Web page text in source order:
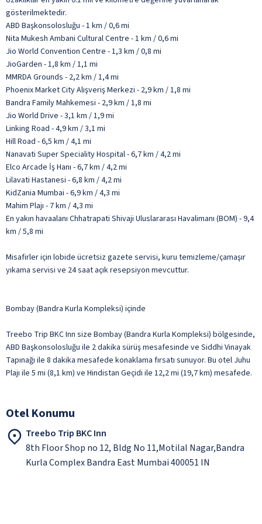
gösterilmektedir.
ABD Başkonsolosluğu - 1 km / 0,6 mi
Nita Mukesh Ambani Cultural Centre - 1 km / 0,6 mi
Jio World Convention Centre - 1,3 km / 0,8 mi
JioGarden - 1,8 km / 1,1 mi
MMRDA Grounds - 2,2 km / 1,4 mi
Phoenix Market City Alışveriş Merkezi - 2,9 km / 1,8 mi
Bandra Family Mahkemesi - 2,9 km / 1,8 mi
Jio World Drive - 3,1 km / 1,9 mi
Linking Road - 4,9 km / 3,1 mi
Hill Road - 6,5 km / 4,1 mi
Nanavati Super Speciality Hospital - 6,7 km / 4,2 mi
Elco Arcade İş Hanı - 6,7 km / 4,2 mi
Lilavati Hastanesi - 6,8 km / 4,2 mi
KidZania Mumbai - 6,9 km / 4,3 mi
Mahim Plajı - 7 km / 4,3 mi
En yakın havaalanı Chhatrapati Shivaji Uluslararası Havalimanı (BOM) - 9,4
km / 5,8 mi
Misafirler için lobide ücretsiz gazete servisi, kuru temizleme/çamaşır
yıkama servisi ve 24 saat açık resepsiyon mevcuttur.
Bombay (Bandra Kurla Kompleksi) içinde
Treebo Trip BKC Inn size Bombay (Bandra Kurla Kompleksi) bölgesinde,
ABD Başkonsolosluğu ile 2 dakika sürüş mesafesinde ve Siddhi Vinayak
Tapınağı ile 8 dakika mesafede konaklama fırsatı sunuyor. Bu otel Juhu
Plajı ile 5 mi (8,1 km) ve Hindistan Geçidi ile 12,2 mi (19,7 km) mesafede.
Otel Konumu
Treebo Trip BKC Inn
8th Floor Shop no 12, Bldg No 11,Motilal Nagar,Bandra
Kurla Complex Bandra East Mumbai 400051 IN